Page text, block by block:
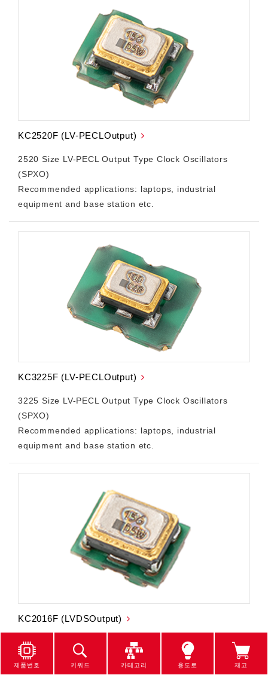
KC2520F (LV-PECLOutput)
2520 Size LV-PECL Output Type Clock Oscillators
(SPXO)
Recommended applications: laptops, industrial
equipment and base station etc.
KC3225F (LV-PECLOutput)
3225 Size LV-PECL Output Type Clock Oscillators
(SPXO)
Recommended applications: laptops, industrial
equipment and base station etc.
KC2016F (LVDSOutput)
2016 Miniature Size LVDS Output Type Clock
Oscillators (SPXO)
제품번호 키워드 카테고리 용도로 재고